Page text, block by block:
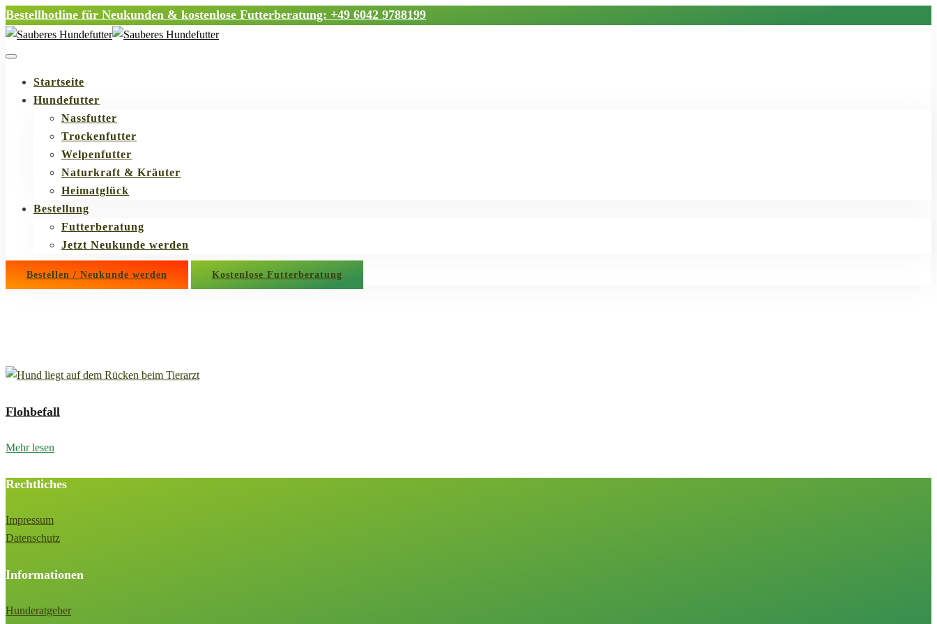
Bestellhotline für Neukunden & kostenlose Futterberatung: +49 6042 9788199
Startseite
Hundefutter
Nassfutter
Trockenfutter
Welpenfutter
Naturkraft & Kräuter
Heimatglück
Bestellung
Futterberatung
Jetzt Neukunde werden
Bestellen / Neukunde werden Kostenlose Futterberatung
Flohbefall
Mehr lesen
Rechtliches
Impressum
Datenschutz
Informationen
Hunderatgeber